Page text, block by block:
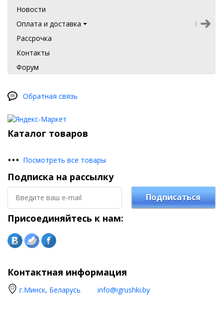
Новости
Оплата и доставка
Рассрочка
Контакты
Форум
Обратная связь
Каталог товаров
••• Посмотреть все товары
Подписка на рассылку
Подписаться
Присоединяйтесь к нам:
Контактная информация
г.Минск, Беларусь info@igrushki.by